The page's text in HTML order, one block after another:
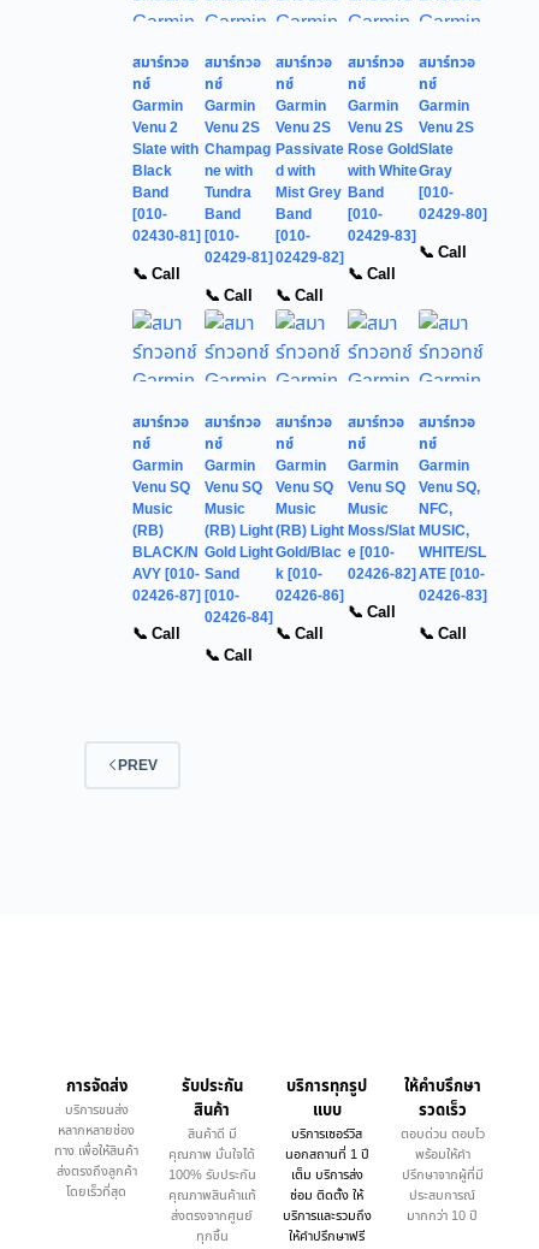
สมาร์ทวอ
ทช์
Garmin
Venu 2
Slate with
Black
Band
[010-
02430-81]
📞 Call
สมาร์ทวอ
ทช์
Garmin
Venu 2S
Champag
ne with
Tundra
Band
[010-
02429-81]
📞 Call
สมาร์ทวอ
ทช์
Garmin
Venu 2S
Passivate
d with
Mist Grey
Band
[010-
02429-82]
📞 Call
สมาร์ทวอ
ทช์
Garmin
Venu 2S
Rose Gold
with White
Band
[010-
02429-83]
📞 Call
สมาร์ทวอ
ทช์
Garmin
Venu 2S
Slate
Gray
[010-
02429-80]
📞 Call
สมาร์ทวอ
ทช์
Garmin
Venu SQ
Music
(RB)
BLACK/N
AVY [010-
02426-87]
📞 Call
สมาร์ทวอ
ทช์
Garmin
Venu SQ
Music
(RB) Light
Gold Light
Sand
[010-
02426-84]
📞 Call
สมาร์ทวอ
ทช์
Garmin
Venu SQ
Music
(RB) Light
Gold/Blac
k [010-
02426-86]
📞 Call
สมาร์ทวอ
ทช์
Garmin
Venu SQ
Music
Moss/Slat
e [010-
02426-82]
📞 Call
สมาร์ทวอ
ทช์
Garmin
Venu SQ,
NFC,
MUSIC,
WHITE/SL
ATE [010-
02426-83]
📞 Call
PREV
การจัดส่ง
บริการขนส่ง
หลากหลายช่อง
ทาง เพื่อให้สินค้า
ส่งตรงถึงลูกค้า
โดยเร็วที่สุด
รับประกัน
สินค้า
สินค้าดี มี
คุณภาพ มั่นใจได้
100% รับประกัน
คุณภาพสินค้าแท้
ส่งตรงจากศูนย์
ทุกชิ้น
บริการทุกรูป
แบบ
บริการเซอร์วิส
นอกสถานที่ 1 ปี
เต็ม บริการส่ง
ซ่อม ติดตั้ง ให้
บริการและรวมถึง
ให้คำปรึกษาฟรี
ให้คำบรึกษา
รวดเร็ว
ตอบด่วน ตอบไว
พร้อมให้คำ
ปรึกษาจากผู้ที่มี
ประสบการณ์
มากกว่า 10 ปี